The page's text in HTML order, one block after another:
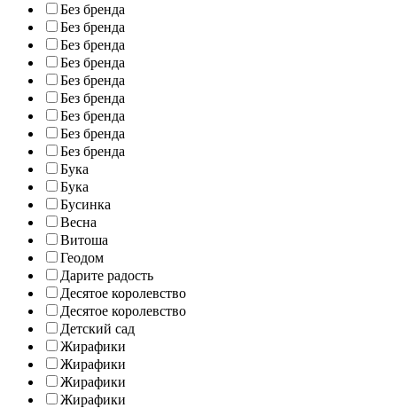
Без бренда
Без бренда
Без бренда
Без бренда
Без бренда
Без бренда
Без бренда
Без бренда
Без бренда
Бука
Бука
Бусинка
Весна
Витоша
Геодом
Дарите радость
Десятое королевство
Десятое королевство
Детский сад
Жирафики
Жирафики
Жирафики
Жирафики